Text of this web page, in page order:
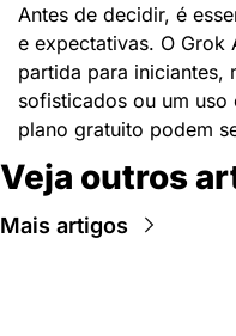
Antes de decidir, é
e expectativas. O Grok
partida para iniciantes,
sofisticados ou um uso
plano gratuito podem
Veja outros
Mais artigos